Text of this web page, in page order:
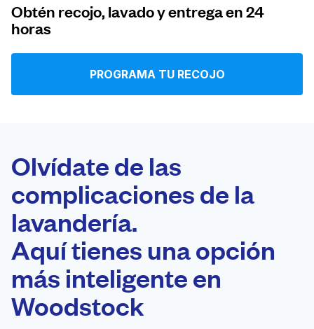
Iniciar sesión
United States ES
Obtén recojo, lavado y entrega en 24
horas
PROGRAMA TU RECOJO
Olvídate de las
complicaciones de la
lavandería.
Aquí tienes una opción
más inteligente en
Woodstock